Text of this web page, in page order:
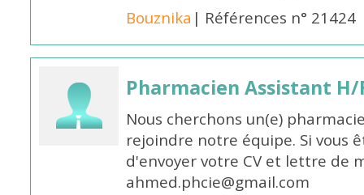
Bouznika | Références n° 21424
Pharmacien Assistant
Nous cherchons un(e)
rejoindre notre équipe. Si vous
d'envoyer votre CV et lettre de
ahmed.phcie@gmail.com